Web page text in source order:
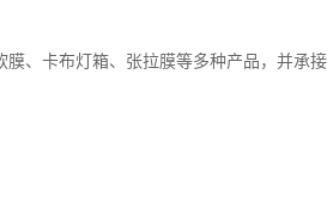
、卡布灯箱、张拉膜等多种产品，并承